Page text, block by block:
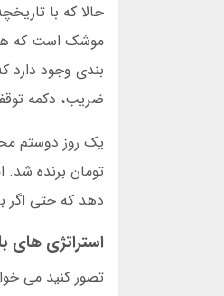
حالا که با
موشک است که هر
ضریب، دکمه
تومان برنده
دهد که حتی اگر
استراتژی های